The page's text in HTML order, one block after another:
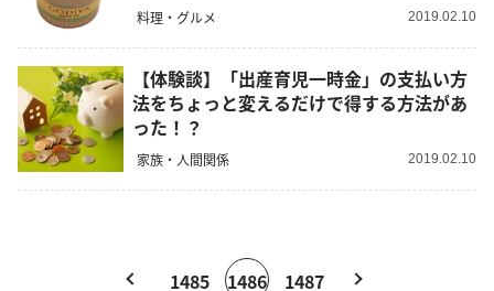
料理・グルメ 2019.02.10
【体験談】「出産育児一時金」の支払い方
法をちょっと変えるだけで得する方法があ
った！？
家族・人間関係 2019.02.10
1485 1486 1487